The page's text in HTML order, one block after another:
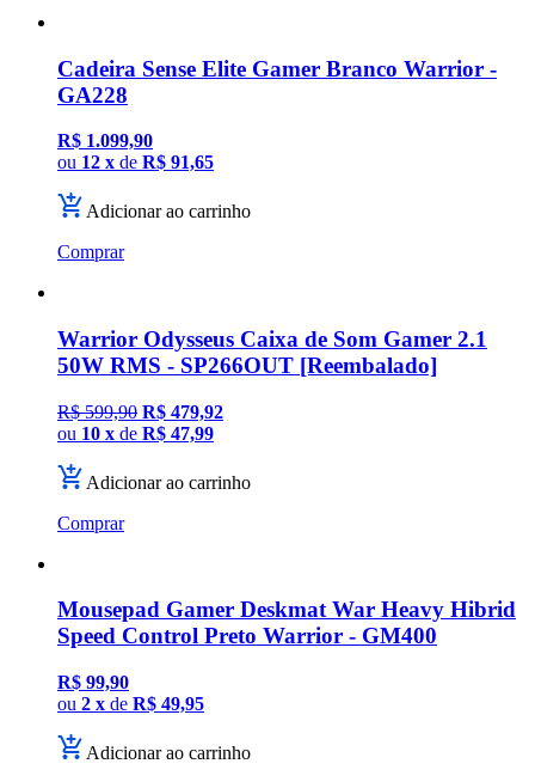
Cadeira Sense Elite Gamer Branco Warrior -
GA228
R$ 1.099,90
ou 12 x de R$ 91,65
Adicionar ao carrinho
Comprar
Warrior Odysseus Caixa de Som Gamer 2.1
50W RMS - SP266OUT [Reembalado]
R$ 599,90 R$ 479,92
ou 10 x de R$ 47,99
Adicionar ao carrinho
Comprar
Mousepad Gamer Deskmat War Heavy Hibrid
Speed Control Preto Warrior - GM400
R$ 99,90
ou 2 x de R$ 49,95
Adicionar ao carrinho